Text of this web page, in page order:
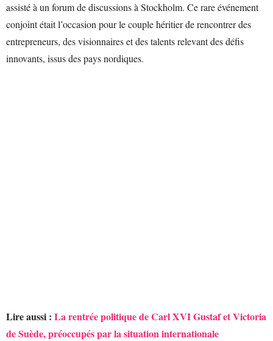
assisté à un forum de discussions à Stockholm. Ce rare événement
conjoint était l’occasion pour le couple héritier de rencontrer des
entrepreneurs, des visionnaires et des talents relevant des défis
innovants, issus des pays nordiques.
Lire aussi : La rentrée politique de Carl XVI Gustaf et Victoria
de Suède, préoccupés par la situation internationale